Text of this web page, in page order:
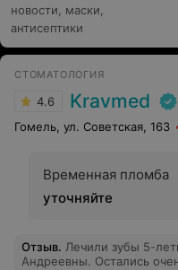
новости, маски,
антисептики
СТОМАТОЛОГИЯ
4.6 Kravmed
Гомель, ул. Советская, 163
Временная пломба
уточняйте
Отзыв. Лечили зубы 5-
Андреевны. Остались